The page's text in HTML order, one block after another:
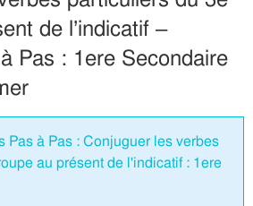
de l’indicatif –
Pas : 1ere Secondaire
Pas à Pas : Conjuguer les verbes
au présent de l'indicatif : 1ere